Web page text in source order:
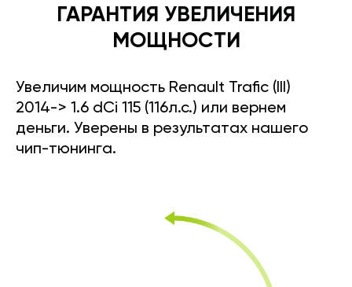
ГАРАНТИЯ УВЕЛИЧЕНИЯ
МОЩНОСТИ
Увеличим мощность Renault Trafic (III)
2014-> 1.6 dCi 115 (116л.с.) или вернем
деньги. Уверены в результатах нашего
чип-тюнинга.